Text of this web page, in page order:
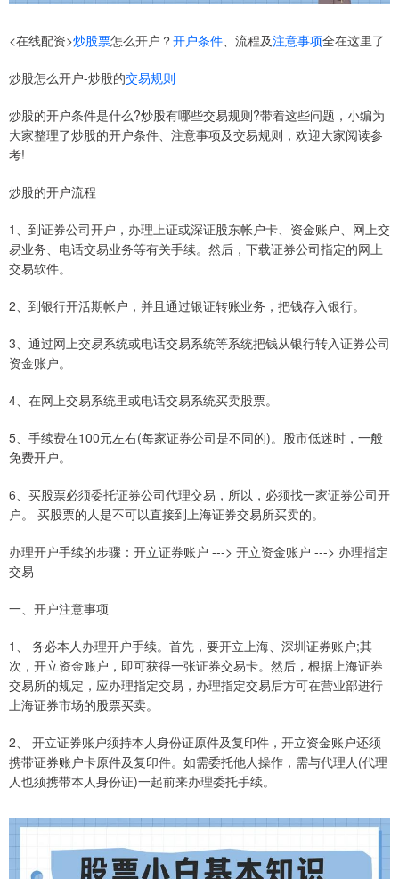
<在线配资>炒股票怎么开户？开户条件 、流程及注意事项全在这里了
炒股怎么开户-炒股的交易规则
炒股的开户条件是什么?炒股有哪些交易规则?带着这些问题，小编为
大家整理了炒股的开户条件、注意事项及交易规则，欢迎大家阅读参
考!
炒股的开户流程
1、到证券公司开户，办理上证或深证股东帐户卡、资金账户、网上交
易业务、电话交易业务等有关手续。然后，下载证券公司指定的网上
交易软件。
2、到银行开活期帐户，并且通过银证转账业务，把钱存入银行。
3、通过网上交易系统或电话交易系统等系统把钱从银行转入证券公司
资金账户。
4、在网上交易系统里或电话交易系统买卖股票。
5、手续费在100元左右(每家证券公司是不同的)。股市低迷时，一般
免费开户。
6、买股票必须委托证券公司代理交易，所以，必须找一家证券公司开
户。 买股票的人是不可以直接到上海证券交易所买卖的。
办理开户手续的步骤：开立证券账户 ---> 开立资金账户 ---> 办理指定
交易
一、开户注意事项
1、 务必本人办理开户手续。首先，要开立上海、深圳证券账户;其
次，开立资金账户，即可获得一张证券交易卡。然后，根据上海证券
交易所的规定，应办理指定交易，办理指定交易后方可在营业部进行
上海证券市场的股票买卖。
2、 开立证券账户须持本人身份证原件及复印件，开立资金账户还须
携带证券账户卡原件及复印件。如需委托他人操作，需与代理人(代理
人也须携带本人身份证)一起前来办理委托手续。